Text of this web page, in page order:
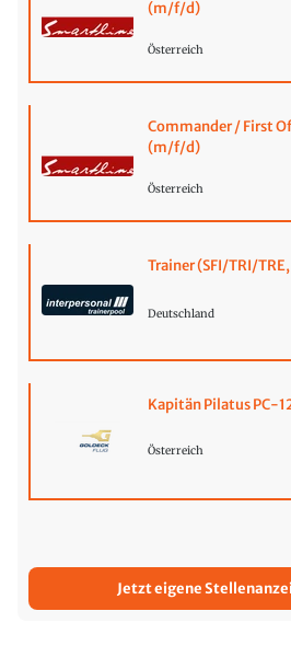
(m/f/d)
Österreich
Commander / First
(m/f/d)
Österreich
Trainer (SFI/TRI/
Deutschland
Kapitän Pilatus PC-
Österreich
Jetzt eigene